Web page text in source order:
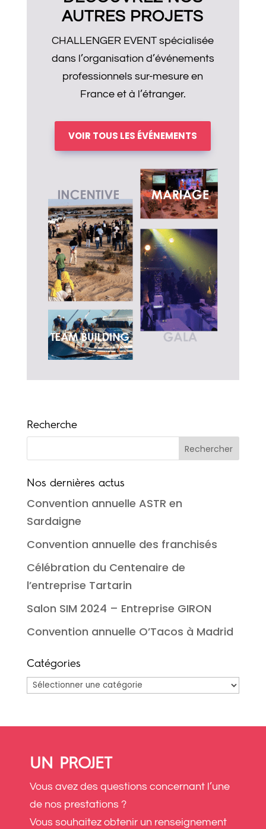
AUTRES PROJETS
CHALLENGER EVENT spécialisée
dans l’organisation d’événements
professionnels sur-mesure en
France et à l’étranger.
VOIR TOUS LES ÉVÉNEMENTS
Recherche
Nos dernières actus
Convention annuelle ASTR en
Sardaigne
Convention annuelle des franchisés
Célébration du Centenaire de
l’entreprise Tartarin
Salon SIM 2024 – Entreprise GIRON
Convention annuelle O’Tacos à Madrid
Catégories
Catégories
UN PROJET
Vous avez des questions concernant l’une
de nos prestations ?
Vous souhaitez obtenir un renseignement